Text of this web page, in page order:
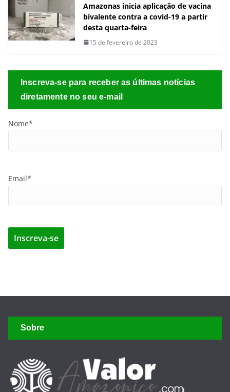
Amazonas inicia aplicação de vacina
bivalente contra a covid-19 a partir
desta quarta-feira
15 de fevereiro de 2023
Inscreva-se para receber as últimas notícias
diretamente no seu e-mail
Nome*
Email*
Sobre